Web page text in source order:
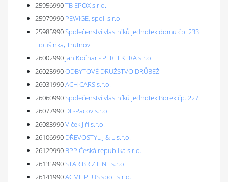
25956990TB EPOX s.r.o.
25979990 PEWIGE, spol. s r.o.
25985990Společenství vlastníků jednotek domu čp. 233
Libušinka, Trutnov
26002990 Jan Kočnar - PERFEKTRA s.r.o.
26025990ODBYTOVÉ DRUŽSTVO DRŮBEŽ
26031990ACH CARS s.r.o.
26060990Společenství vlastníků jednotek Borek čp. 227
26077990 DF-Pacov s.r.o.
26083990Vlček Jiří s.r.o.
26106990 DŘEVOSTYL J & L s.r.o.
26129990 BPP Česká republika s.r.o.
26135990STAR BRIZ LINE s.r.o.
26141990ACME PLUS spol. s r.o.